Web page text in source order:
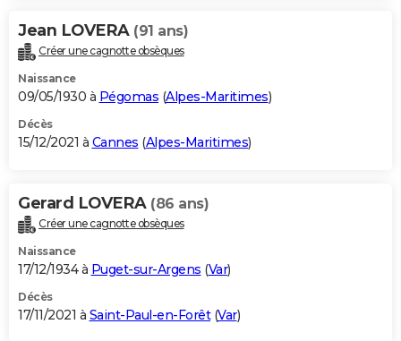
Jean LOVERA (91 ans)
Créer une cagnotte obsèques
Naissance
09/05/1930 à Pégomas (Alpes-Maritimes)
Décès
15/12/2021 à Cannes (Alpes-Maritimes)
Gerard LOVERA (86 ans)
Créer une cagnotte obsèques
Naissance
17/12/1934 à Puget-sur-Argens (Var)
Décès
17/11/2021 à Saint-Paul-en-Forêt(Var)